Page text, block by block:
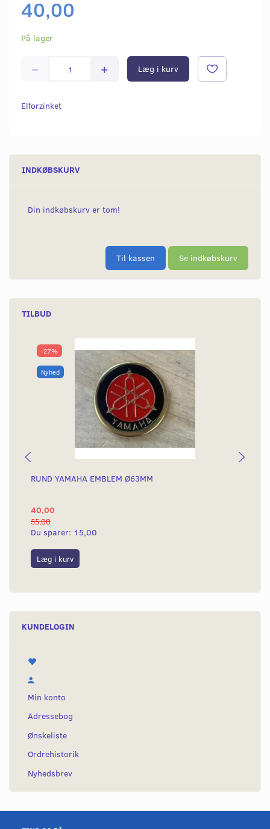
40,00
På lager
Læg i kurv
Elforzinket
INDKØBSKURV
Din indkøbskurv er tom!
Til kassen Se indkøbskurv
TILBUD
-27%
Nyhed
RUND YAMAHA EMBLEM Ø63MM
40,00
55,00
Du sparer: 15,00
Læg i kurv
KUNDELOGIN
Min konto
Adressebog
Ønskeliste
Ordrehistorik
Nyhedsbrev